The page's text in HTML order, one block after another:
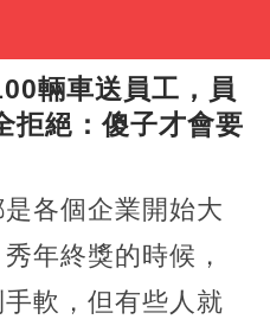
輛車送員工，員
拒絕：傻子才會要
各個企業開始大
年終獎的時候，
軟，但有些人就